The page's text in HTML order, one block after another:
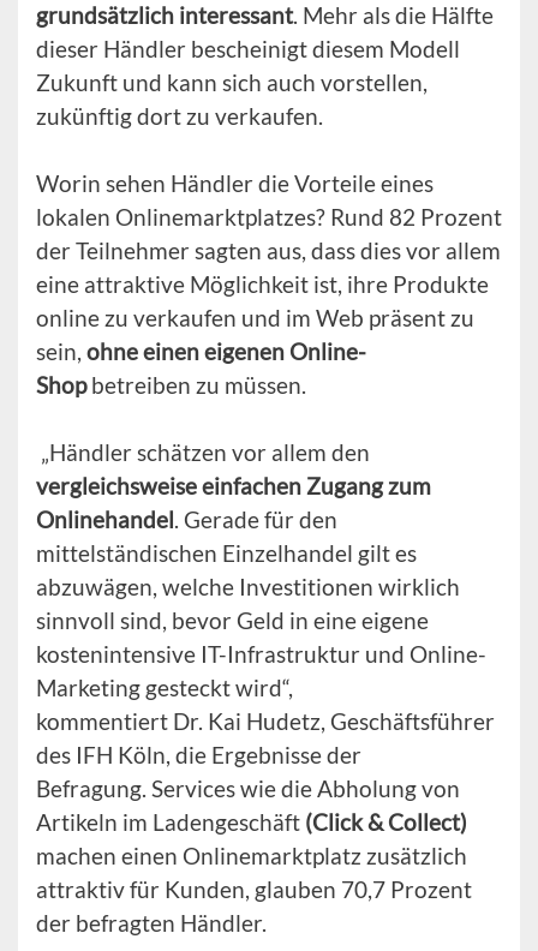
grundsätzlich interessant. Mehr als die Hälfte
dieser Händler bescheinigt diesem Modell
Zukunft und kann sich auch vorstellen,
zukünftig dort zu verkaufen.
Worin sehen Händler die Vorteile eines
lokalen Onlinemarktplatzes? Rund 82 Prozent
der Teilnehmer sagten aus, dass dies vor allem
eine attraktive Möglichkeit ist, ihre Produkte
online zu verkaufen und im Web präsent zu
sein, ohne einen eigenen Online-
Shopbetreiben zu müssen.
„Händler schätzen vor allem den
vergleichsweise einfachen Zugang zum
Onlinehandel. Gerade für den
mittelständischen Einzelhandel gilt es
abzuwägen, welche Investitionen wirklich
sinnvoll sind, bevor Geld in eine eigene
kostenintensive IT-Infrastruktur und Online-
Marketing gesteckt wird“,
kommentiert Dr. Kai Hudetz, Geschäftsführer
des IFH Köln, die Ergebnisse der
Befragung. Services wie die Abholung von
Artikeln im Ladengeschäft (Click & Collect)
machen einen Onlinemarktplatz zusätzlich
attraktiv für Kunden, glauben 70,7 Prozent
der befragten Händler.